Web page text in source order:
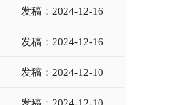
发稿：2024-12-16
发稿：2024-12-16
发稿：2024-12-10